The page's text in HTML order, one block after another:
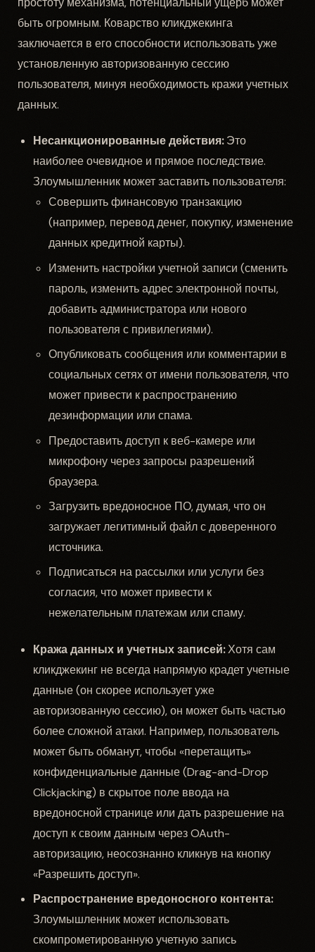
быть огромным. Коварство кликджекинга
заключается в его способности использовать уже
установленную авторизованную сессию
пользователя, минуя необходимость кражи учетных
данных.
Несанкционированные действия:Это
наиболее очевидное и прямое последствие.
Злоумышленник может заставить пользователя:
Совершить финансовую транзакцию
(например, перевод денег, покупку, изменение
данных кредитной карты).
Изменить настройки учетной записи (сменить
пароль, изменить адрес электронной почты,
добавить администратора или нового
пользователя с привилегиями).
Опубликовать сообщения или комментарии в
социальных сетях от имени пользователя, что
может привести к распространению
дезинформации или спама.
Предоставить доступ к веб-камере или
микрофону через запросы разрешений
браузера.
Загрузить вредоносное ПО, думая, что он
загружает легитимный файл с доверенного
источника.
Подписаться на рассылки или услуги без
согласия, что может привести к
нежелательным платежам или спаму.
Кража данных и учетных записей:Хотя сам
кликджекинг не всегда напрямую крадет учетные
данные (он скорее использует уже
авторизованную сессию), он может быть частью
более сложной атаки. Например, пользователь
может быть обманут, чтобы «перетащить»
конфиденциальные данные (Drag-and-Drop
Clickjacking) в скрытое поле ввода на
вредоносной странице или дать разрешение на
доступ к своим данным через OAuth-
авторизацию, неосознанно кликнув на кнопку
«Разрешить доступ».
Распространение вредоносного контента:
Злоумышленник может использовать
скомпрометированную учетную запись